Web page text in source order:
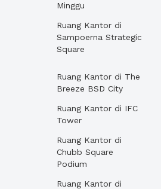
Minggu
Ruang Kantor di
Sampoerna Strategic
Square
Ruang Kantor di The
Breeze BSD City
Ruang Kantor di IFC
Tower
Ruang Kantor di
Chubb Square
Podium
Ruang Kantor di